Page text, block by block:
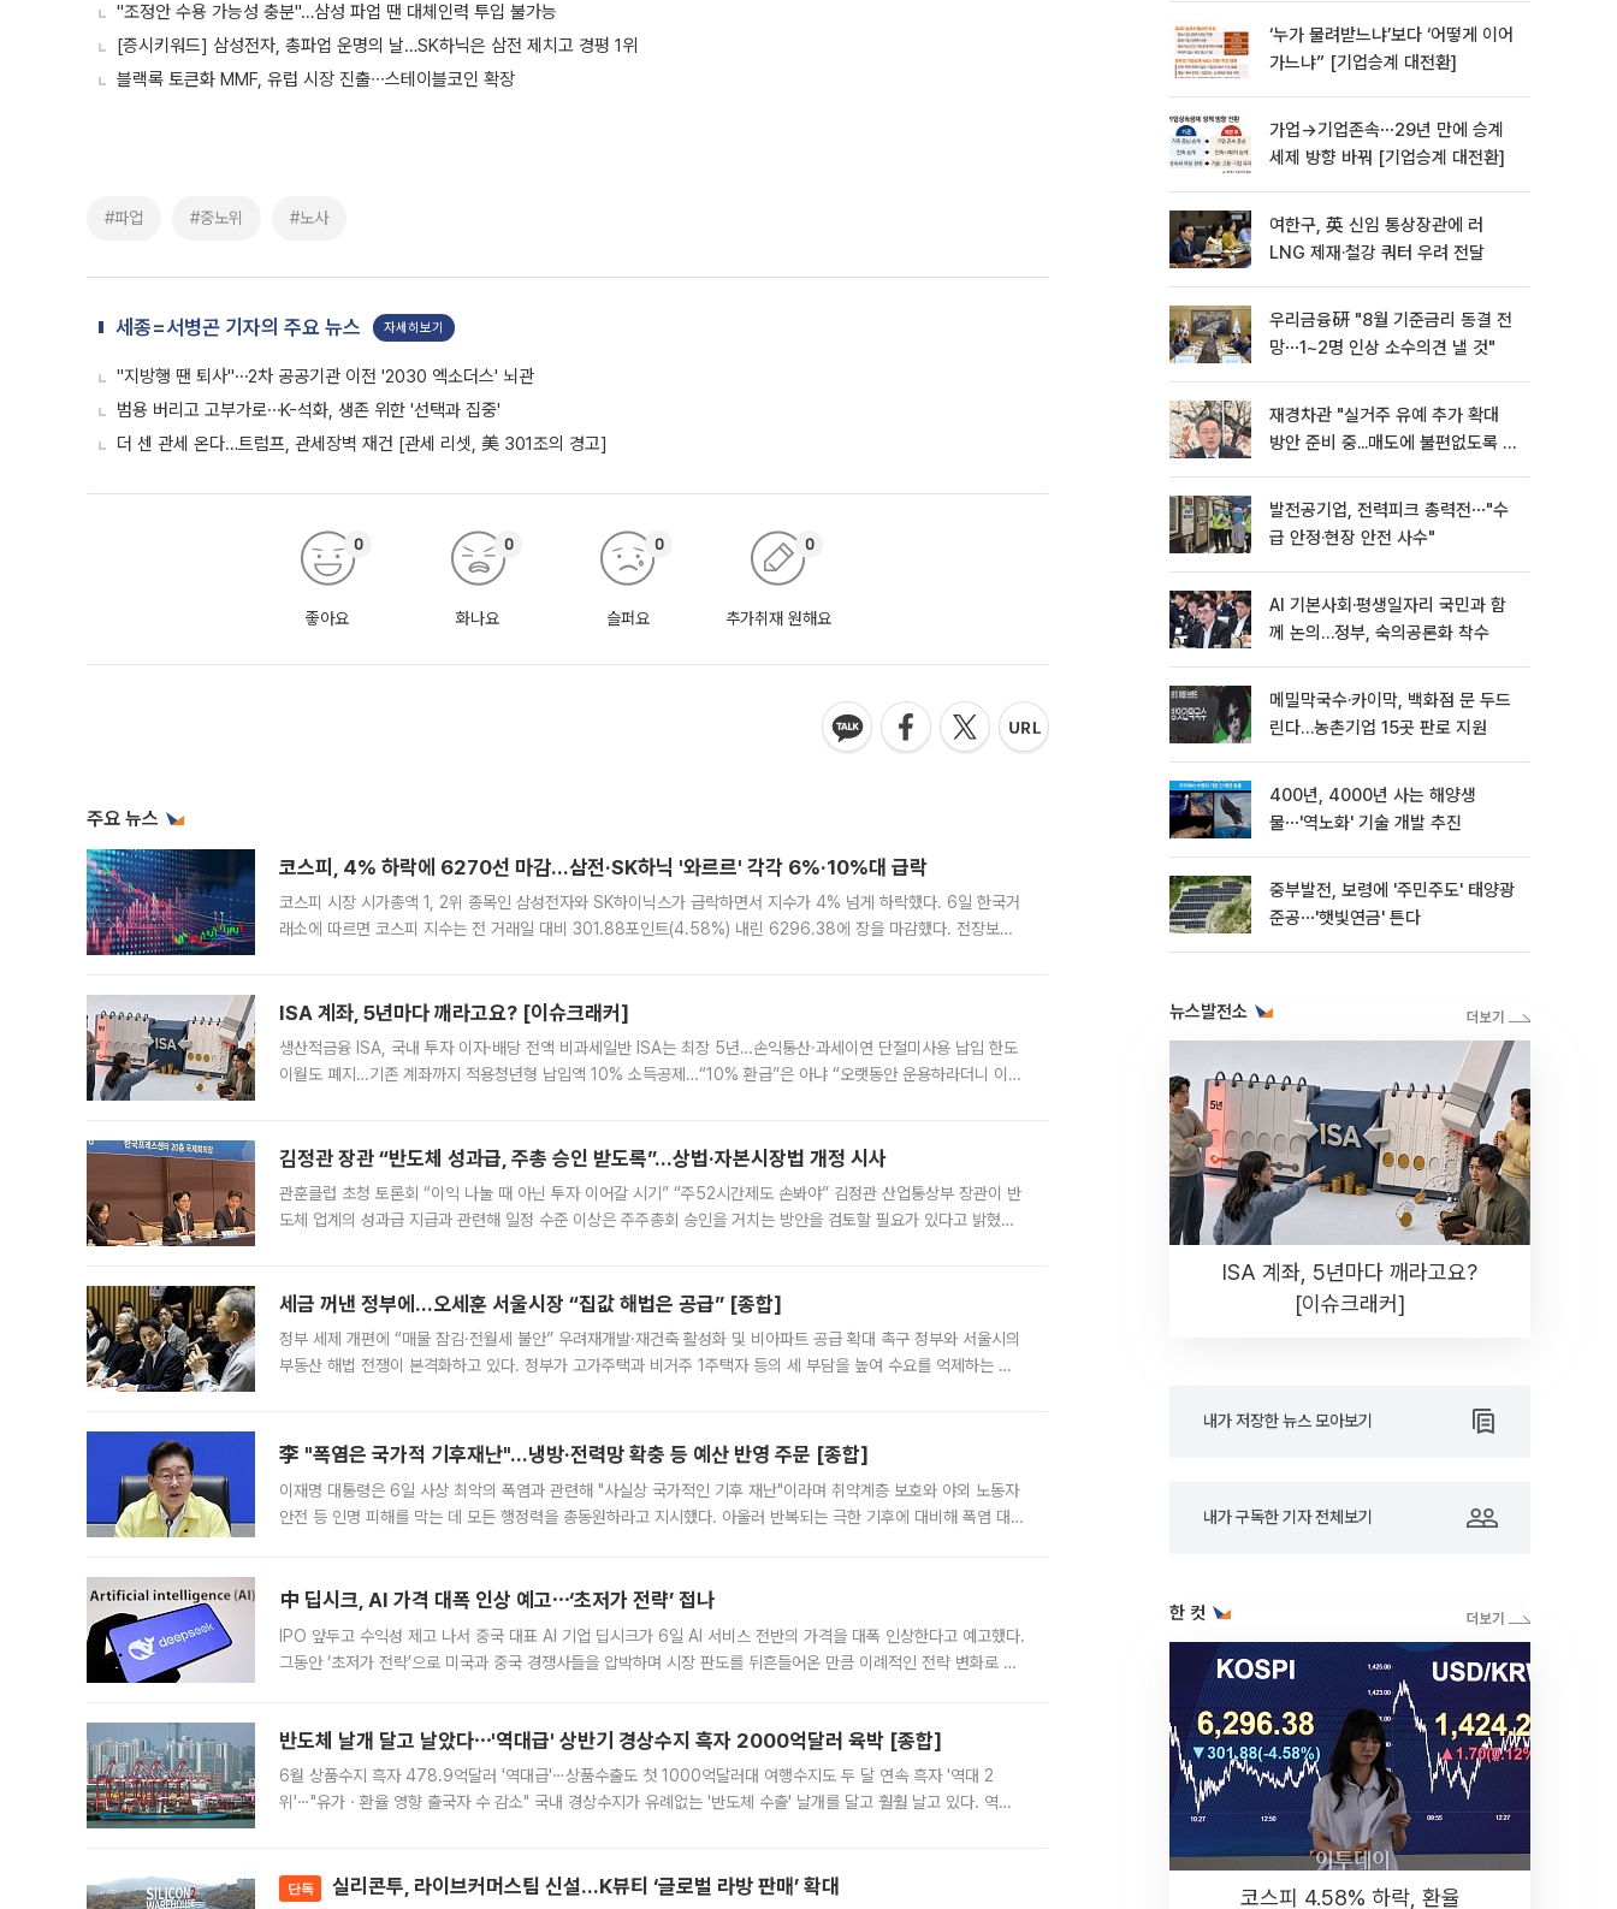
"조정안 수용 가능성 충분"…삼성 파업 땐 대체인력 투입 불가능
[증시키워드] 삼성전자, 총파업 운명의 날…SK하닉은 삼전 제치고 경평 1위
블랙록 토큰화 MMF, 유럽 시장 진출∙∙∙스테이블코인 확장
#파업 #중노위 #노사
세종=서병곤 기자의 주요 뉴스 자세히보기
"지방행 땐 퇴사"⋯2차 공공기관 이전 '2030 엑소더스' 뇌관
범용 버리고 고부가로⋯K-석화, 생존 위한 '선택과 집중'
더 센 관세 온다…트럼프, 관세장벽 재건 [관세 리셋, 美 301조의 경고]
좋아요
0
화나요
0
슬퍼요
0
추가취재 원해요
0
주요 뉴스
코스피, 4% 하락에 6270선 마감…삼전·SK하닉 '와르르' 각각 6%·10%대 급락
코스피 시장 시가총액 1, 2위 종목인 삼성전자와 SK하이닉스가 급락하면서 지수가 4% 넘게 하락했다. 6일 한국거
래소에 따르면 코스피 지수는 전 거래일 대비 301.88포인트(4.58%) 내린 6296.38에 장을 마감했다. 전장보다
ISA 계좌, 5년마다 깨라고요? [이슈크래커]
생산적금융 ISA, 국내 투자 이자·배당 전액 비과세일반 ISA는 최장 5년…손익통산·과세이연 단절미사용 납입 한도
이월도 폐지…기존 계좌까지 적용청년형 납입액 10% 소득공제…“10% 환급”은 아냐 “오랫동안 운용하라더니 이제
김정관 장관 “반도체 성과급, 주총 승인 받도록”…상법·자본시장법 개정 시사
관훈클럽 초청 토론회 “이익 나눌 때 아닌 투자 이어갈 시기” “주52시간제도 손봐야” 김정관 산업통상부 장관이 반
도체 업계의 성과급 지급과 관련해 일정 수준 이상은 주주총회 승인을 거치는 방안을 검토할 필요가 있다고 밝혔다.
세금 꺼낸 정부에…오세훈 서울시장 “집값 해법은 공급” [종합]
정부 세제 개편에 “매물 잠김·전월세 불안” 우려재개발·재건축 활성화 및 비아파트 공급 확대 촉구 정부와 서울시의
부동산 해법 전쟁이 본격화하고 있다. 정부가 고가주택과 비거주 1주택자 등의 세 부담을 높여 수요를 억제하는 카
李 "폭염은 국가적 기후재난"…냉방·전력망 확충 등 예산 반영 주문 [종합]
이재명 대통령은 6일 사상 최악의 폭염과 관련해 "사실상 국가적인 기후 재난"이라며 취약계층 보호와 야외 노동자
안전 등 인명 피해를 막는 데 모든 행정력을 총동원하라고 지시했다. 아울러 반복되는 극한 기후에 대비해 폭염 대응
中 딥시크, AI 가격 대폭 인상 예고⋯‘초저가 전략’ 접나
IPO 앞두고 수익성 제고 나서 중국 대표 AI 기업 딥시크가 6일 AI 서비스 전반의 가격을 대폭 인상한다고 예고했다.
그동안 ‘초저가 전략’으로 미국과 중국 경쟁사들을 압박하며 시장 판도를 뒤흔들어온 만큼 이례적인 전략 변화로 평
반도체 날개 달고 날았다⋯'역대급' 상반기 경상수지 흑자 2000억달러 육박 [종합]
6월 상품수지 흑자 478.9억달러 '역대급'⋯상품수출도 첫 1000억달러대 여행수지도 두 달 연속 흑자 '역대 2
위'⋯"유가ㆍ환율 영향 출국자 수 감소" 국내 경상수지가 유례없는 '반도체 수출' 날개를 달고 훨훨 날고 있다. 역대
단독 실리콘투, 라이브커머스팀 신설…K뷰티 ‘글로벌 라방 판매’ 확대
‘누가 물려받느냐’보다 ‘어떻게 이어
가느냐” [기업승계 대전환]
가업→기업존속⋯29년 만에 승계
세제 방향 바꿔 [기업승계 대전환]
여한구, 英 신임 통상장관에 러
LNG 제재·철강 쿼터 우려 전달
우리금융硏 "8월 기준금리 동결 전
망⋯1~2명 인상 소수의견 낼 것"
재경차관 "실거주 유예 추가 확대
방안 준비 중...매도에 불편없도록 노
발전공기업, 전력피크 총력전⋯"수
급 안정·현장 안전 사수"
AI 기본사회·평생일자리 국민과 함
께 논의…정부, 숙의공론화 착수
메밀막국수·카이막, 백화점 문 두드
린다…농촌기업 15곳 판로 지원
400년, 4000년 사는 해양생
물⋯'역노화' 기술 개발 추진
중부발전, 보령에 '주민주도' 태양광
준공⋯'햇빛연금' 튼다
뉴스발전소
ISA 계좌, 5년마다 깨라고요?
[이슈크래커]
내가 저장한 뉴스 모아보기
내가 구독한 기자 전체보기
한 컷
코스피 4.58% 하락, 환율